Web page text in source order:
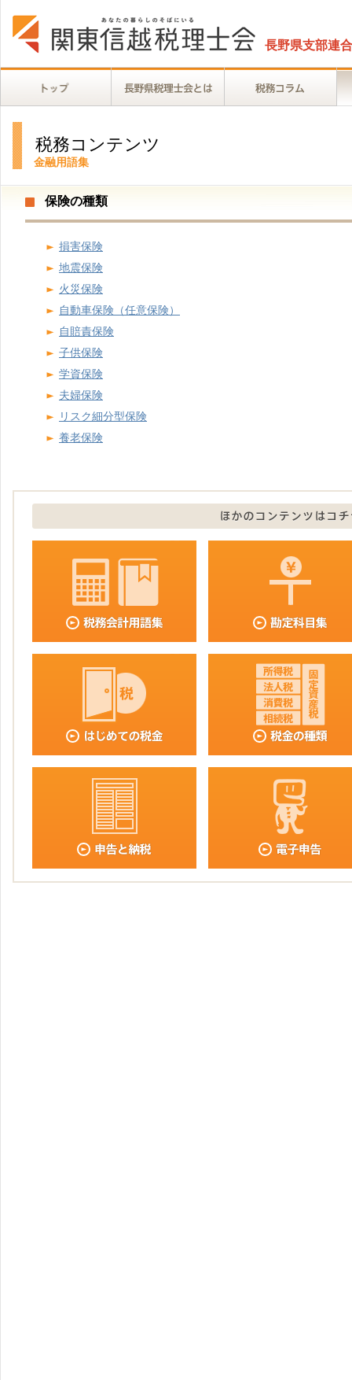
長野県支部連
税務コンテンツ
金融用語集
保険の種類
損害保険
地震保険
火災保険
自動車保険（任意保険）
自賠責保険
子供保険
学資保険
夫婦保険
リスク細分型保険
養老保険